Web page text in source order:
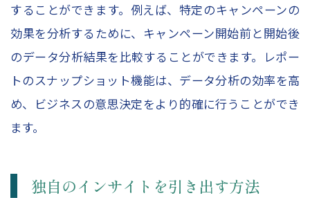
することができます。例えば、特定のキャンペーンの
効果を分析するために、キャンペーン開始前と開始後
のデータ分析結果を比較することができます。レポー
トのスナップショット機能は、データ分析の効率を高
め、ビジネスの意思決定をより的確に行うことができ
ます。
独自のインサイトを引き出す方法